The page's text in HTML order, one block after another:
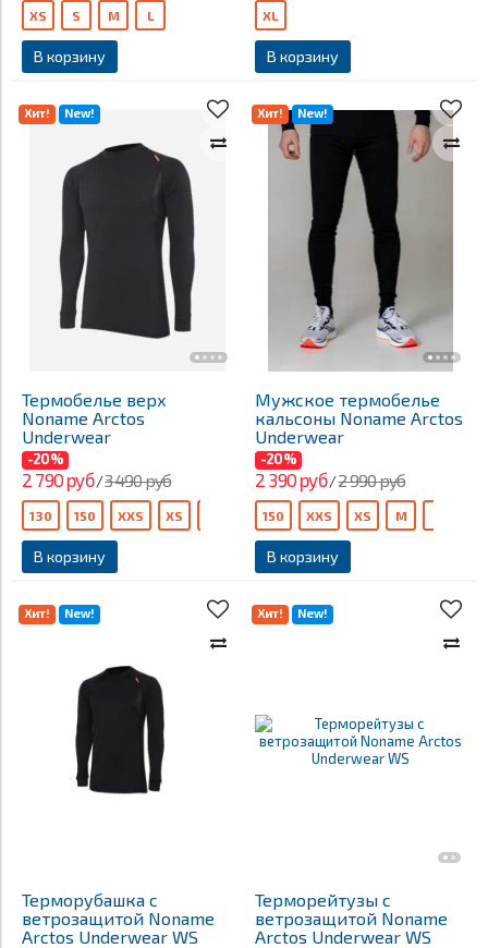
В корзину
XS S M L
В корзину
XL
Хит! New!
Термобелье верх
Noname Arctos
Underwear
-20%
2 790 руб/3 490 руб
В корзину
130 150 XXS XS
Хит! New!
Мужское термобелье
кальсоны Noname Arctos
Underwear
-20%
2 390 руб/2 990 руб
В корзину
150 XXS XS M
Хит! New!
Терморубашка с
ветрозащитой Noname
Arctos Underwear WS
Хит! New!
Терморейтузы с
ветрозащитой Noname
Arctos Underwear WS